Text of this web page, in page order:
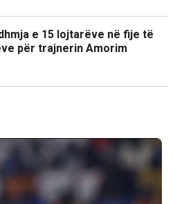
e 15 lojtarëve në fije të
për trajnerin Amorim